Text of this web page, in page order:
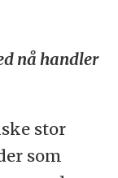
nå handler
stor
som